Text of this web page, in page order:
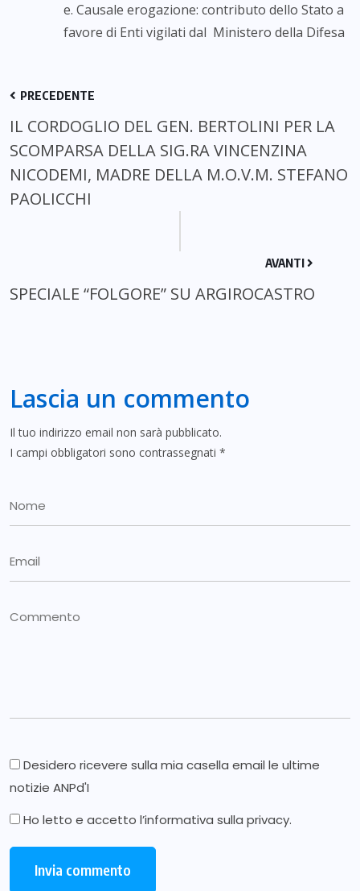
e. Causale erogazione: contributo dello Stato a
favore di Enti vigilati dal Ministero della Difesa
PRECEDENTE
IL CORDOGLIO DEL GEN. BERTOLINI PER LA
SCOMPARSA DELLA SIG.RA VINCENZINA
NICODEMI, MADRE DELLA M.O.V.M. STEFANO
PAOLICCHI
AVANTI
SPECIALE “FOLGORE” SU ARGIROCASTRO
Lascia un commento
Il tuo indirizzo email non sarà pubblicato.
I campi obbligatori sono contrassegnati *
Desidero ricevere sulla mia casella email le ultime
notizie ANPd'I
Ho letto e accetto l’informativa sulla privacy.